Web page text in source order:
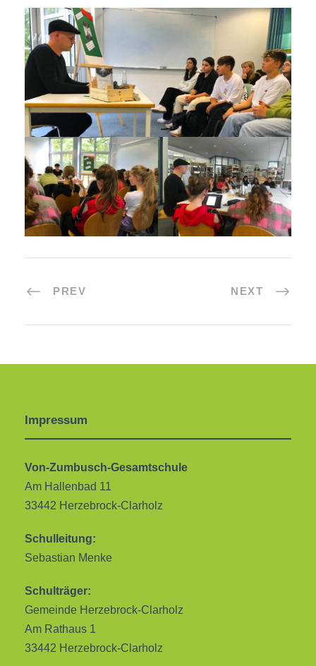
PREV NEXT
Impressum
Von-Zumbusch-Gesamtschule
Am Hallenbad 11
33442 Herzebrock-Clarholz
Schulleitung:
Sebastian Menke
Schulträger:
Gemeinde Herzebrock-Clarholz
Am Rathaus 1
33442 Herzebrock-Clarholz